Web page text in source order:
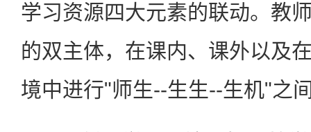
学习资源四大元素的联动。教
的双主体，在课内、课外以及
境中进行"师生--生生--生机"之